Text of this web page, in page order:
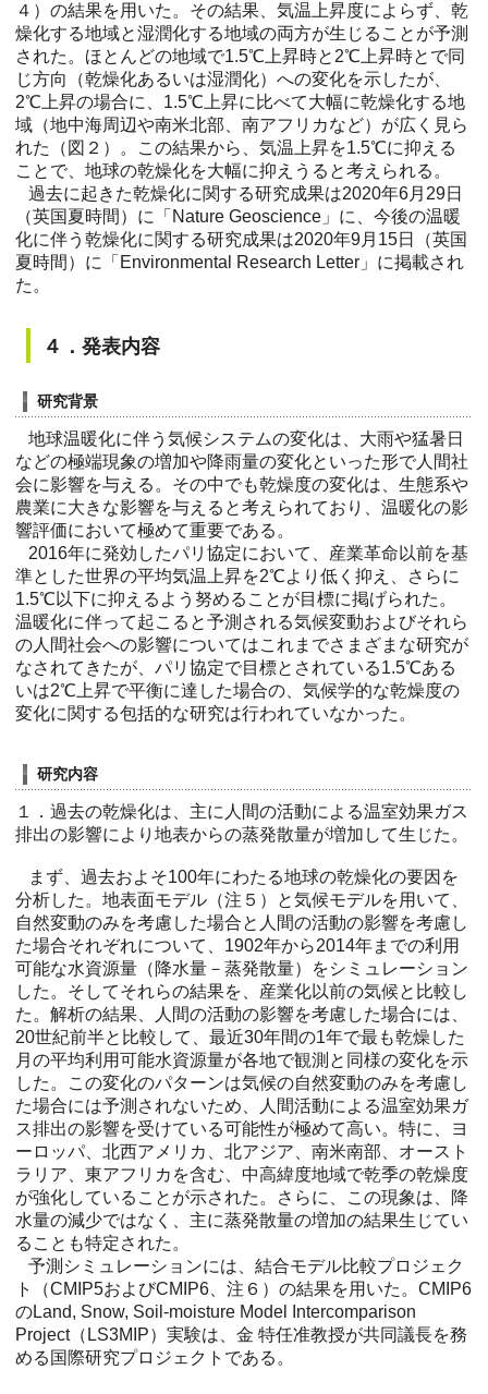
４）の結果を用いた。その結果、気温上昇度によらず、乾
燥化する地域と湿潤化する地域の両方が生じることが予測
された。ほとんどの地域で1.5℃上昇時と2℃上昇時とで同
じ方向（乾燥化あるいは湿潤化）への変化を示したが、
2℃上昇の場合に、1.5℃上昇に比べて大幅に乾燥化する地
域（地中海周辺や南米北部、南アフリカなど）が広く見ら
れた（図２）。この結果から、気温上昇を1.5℃に抑える
ことで、地球の乾燥化を大幅に抑えうると考えられる。
過去に起きた乾燥化に関する研究成果は2020年6月29日
（英国夏時間）に「Nature Geoscience」に、今後の温暖
化に伴う乾燥化に関する研究成果は2020年9月15日（英国
夏時間）に「Environmental Research Letter」に掲載され
た。
４．発表内容
研究背景
地球温暖化に伴う気候システムの変化は、大雨や猛暑日
などの極端現象の増加や降雨量の変化といった形で人間社
会に影響を与える。その中でも乾燥度の変化は、生態系や
農業に大きな影響を与えると考えられており、温暖化の影
響評価において極めて重要である。
2016年に発効したパリ協定において、産業革命以前を基
準とした世界の平均気温上昇を2℃より低く抑え、さらに
1.5℃以下に抑えるよう努めることが目標に掲げられた。
温暖化に伴って起こると予測される気候変動およびそれら
の人間社会への影響についてはこれまでさまざまな研究が
なされてきたが、パリ協定で目標とされている1.5℃ある
いは2℃上昇で平衡に達した場合の、気候学的な乾燥度の
変化に関する包括的な研究は行われていなかった。
研究内容
１．過去の乾燥化は、主に人間の活動による温室効果ガス
排出の影響により地表からの蒸発散量が増加して生じた。
まず、過去およそ100年にわたる地球の乾燥化の要因を
分析した。地表面モデル（注５）と気候モデルを用いて、
自然変動のみを考慮した場合と人間の活動の影響を考慮し
た場合それぞれについて、1902年から2014年までの利用
可能な水資源量（降水量－蒸発散量）をシミュレーション
した。そしてそれらの結果を、産業化以前の気候と比較し
た。解析の結果、人間の活動の影響を考慮した場合には、
20世紀前半と比較して、最近30年間の1年で最も乾燥した
月の平均利用可能水資源量が各地で観測と同様の変化を示
した。この変化のパターンは気候の自然変動のみを考慮し
た場合には予測されないため、人間活動による温室効果ガ
ス排出の影響を受けている可能性が極めて高い。特に、ヨ
ーロッパ、北西アメリカ、北アジア、南米南部、オースト
ラリア、東アフリカを含む、中高緯度地域で乾季の乾燥度
が強化していることが示された。さらに、この現象は、降
水量の減少ではなく、主に蒸発散量の増加の結果生じてい
ることも特定された。
予測シミュレーションには、結合モデル比較プロジェク
ト（CMIP5およびCMIP6、注６）の結果を用いた。CMIP6
のLand, Snow, Soil-moisture Model Intercomparison
Project（LS3MIP）実験は、金 特任准教授が共同議長を務
める国際研究プロジェクトである。